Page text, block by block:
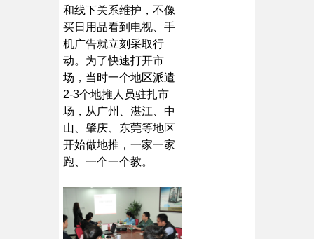
和线下关系维护，不像
买日用品看到电视、手
机广告就立刻采取行
动。为了快速打开市
场，当时一个地区派遣
2-3个地推人员驻扎市
场，从广州、湛江、中
山、肇庆、东莞等地区
开始做地推，一家一家
跑、一个一个教。